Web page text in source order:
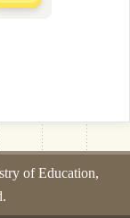
of Education,